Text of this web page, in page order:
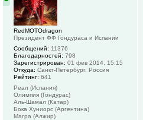
RedMOTOdragon
Президент ФФ Гондураса и Испании
Сообщений: 11376
Благодарностей: 798
Зарегистрирован: 01 фев 2014, 15:15
Откуда: Санкт-Петербург, Россия
Рейтинг: 641
Реал (Испания)
Олимпия (Гондурас)
Аль-Шамал (Катар)
Бока Хуниорс (Аргентина)
Магра (Алжир)